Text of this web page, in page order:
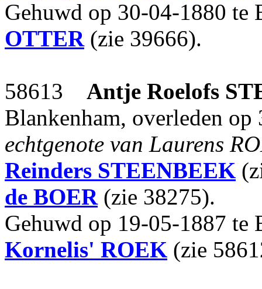
Gehuwd op 30-04-1880 te
OTTER(zie 39666).
58613 Antje Roelofs
Blankenham, overleden
echtgenote van Laurens
Reinders STEENBEEK
de BOER(zie 38275).
Gehuwd op 19-05-1887 te
Kornelis' ROEK (zie